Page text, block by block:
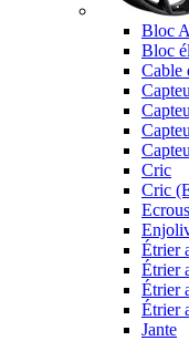
Bloc
Bloc
Cable
Cric
Cric
Ecrous
Étrier
Étrier
Étrier
Étrier
Jante